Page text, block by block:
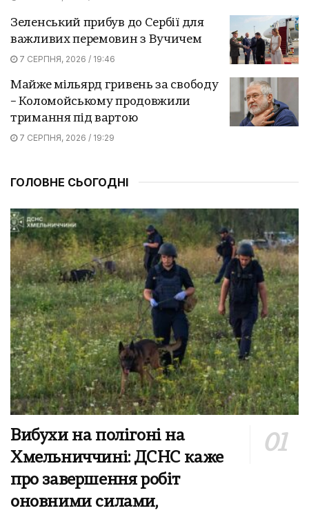
Зеленський прибув до Сербії для
важливих перемовин з Вучичем
7 СЕРПНЯ, 2026 / 19:46
Майже мільярд гривень за свободу
– Коломойському продовжили
тримання під вартою
7 СЕРПНЯ, 2026 / 19:29
ГОЛОВНЕ СЬОГОДНІ
Вибухи на полігоні на
Хмельниччині: ДСНС каже
про завершення робіт
оновними силами,